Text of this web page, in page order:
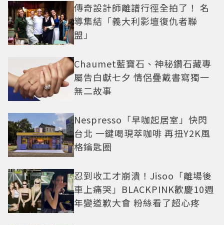
傳奇設計師離譜行徑全拍了！ 名
導集結「義大利影壇復仇者聯
盟」
Chaumet藍寶石、神秘鑽石藏專
屬告白獻七夕 情侶疊戴書寫獨一
無二故事
Nespresso「早咖起居室」快閃
台北 一鍵喝現萃咖啡 再扭Y2K風
格鑰匙圈
忍到收工才崩潰！Jisoo「離場後
車上痛哭」BLACKPINK歡慶10週
年變道歉大會 粉絲看了超心疼